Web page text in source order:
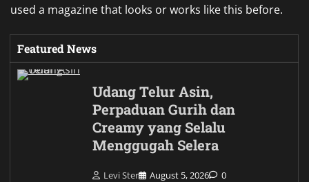
used a magazine that looks or works like this before.
Featured News
Udang Telur Asin,
Perpaduan Gurih dan
Creamy yang Selalu
Menggugah Selera
Levi Ster August 5, 2026 0